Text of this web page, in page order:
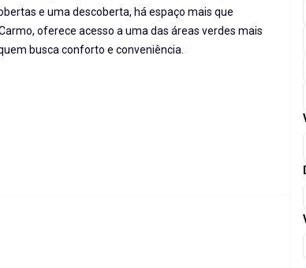
e uma descoberta, há espaço mais que
oferece acesso a uma das áreas verdes mais
busca conforto e conveniência.